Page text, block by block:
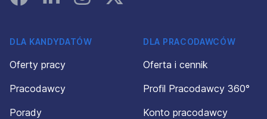
DLA KANDYDATÓW
Oferty pracy
Pracodawcy
Porady
DLA PRACODAWCÓW
Oferta i cennik
Profil Pracodawcy 360°
Konto pracodawcy